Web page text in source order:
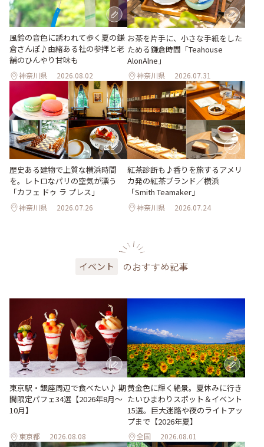
風鈴の音色に誘われて歩く夏の鎌
倉さんぽ♪由緒ある社の参拝と老
舗のひんやり甘味も
神奈川県 2026.08.02
お茶を片手に、小さな手紙をした
ためる鎌倉時間「Teahouse
AlonAlne」
神奈川県 2026.07.31
歴史ある建物で上質な横浜時間
を。レトロなパリの空気が漂う
「カフェ ドゥ ラ プレス」
神奈川県 2026.07.26
紅茶診断も♪香りを旅するアメリ
カ発の紅茶ブランド／横浜
「Smith Teamaker」
神奈川県 2026.07.24
イベント のおすすめ記事
東京駅・銀座周辺で食べたい♪ 期
間限定パフェ34選【2026年8月～
10月】
東京都 2026.08.08
黄金色に輝く絶景。夏休みに行き
たいひまわりスポット＆イベント
15選。巨大迷路や夜のライトアッ
プまで【2026年夏】
全国 2026.08.01